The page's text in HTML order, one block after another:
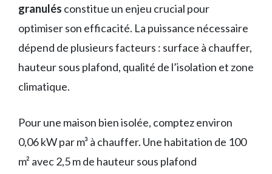
granulés constitue un enjeu crucial pour
optimiser son efficacité. La puissance nécessaire
dépend de plusieurs facteurs : surface à chauffer,
hauteur sous plafond, qualité de l’isolation et zone
climatique.
Pour une maison bien isolée, comptez environ
0,06 kW par m³ à chauffer. Une habitation de 100
m² avec 2,5 m de hauteur sous plafond